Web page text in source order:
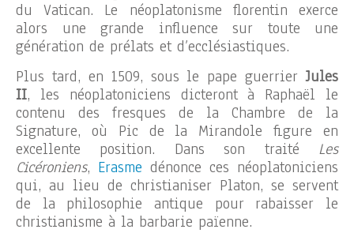
du Vatican. Le néoplatonisme florentin exerce
alors une grande influence sur toute une
génération de prélats et d’ecclésiastiques.
Plus tard, en 1509, sous le pape guerrierJules
II, les néoplatoniciens dicteront à Raphaël le
contenu des fresques de la Chambre de la
Signature, où Pic de la Mirandole figure en
excellente position. Dans son traité Les
Cicéroniens, Erasme dénonce ces néoplatoniciens
qui, au lieu de christianiser Platon, se servent
de la philosophie antique pour rabaisser le
christianisme à la barbarie païenne.